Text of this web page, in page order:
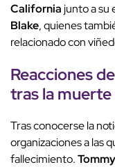
Californiajunto a su
Blake, quienes
relacionado con
Reacciones
tras la
Tras conocerse la
organizaciones a las
fallecimiento.